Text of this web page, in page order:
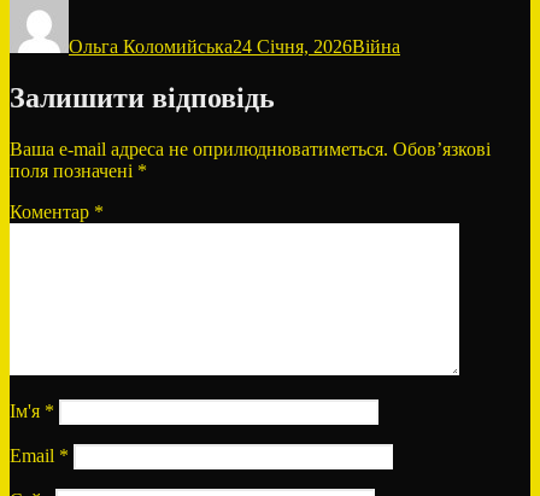
Ольга Коломийська24 Січня, 2026Війна
Залишити відповідь
Ваша e-mail адреса не оприлюднюватиметься. Обов’язкові
поля позначені *
Коментар *
Ім'я *
Email *